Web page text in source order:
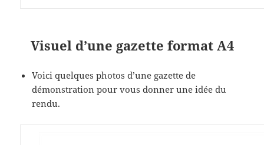
Visuel d’une gazette format A4
Voici quelques photos d’une gazette de
démonstration pour vous donner une idée du
rendu.